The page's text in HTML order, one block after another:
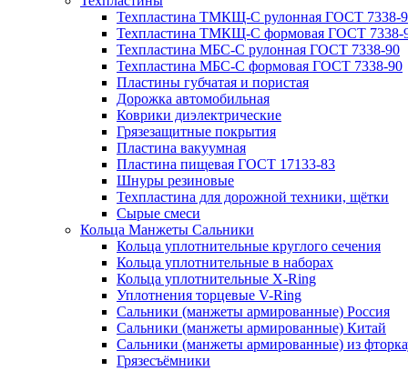
Техпластина ТМКЩ-С рулонная ГОСТ 7338-
Техпластина ТМКЩ-С формовая ГОСТ 7338-
Техпластина МБС-С рулонная ГОСТ 7338-90
Техпластина МБС-С формовая ГОСТ 7338-90
Пластины губчатая и пористая
Дорожка автомобильная
Коврики диэлектрические
Грязезащитные покрытия
Пластина вакуумная
Пластина пищевая ГОСТ 17133-83
Шнуры резиновые
Техпластина для дорожной техники, щётки
Сырые смеси
Кольца Манжеты Сальники
Кольца уплотнительные круглого сечения
Кольца уплотнительные в наборах
Кольца уплотнительные Х-Ring
Уплотнения торцевые V-Ring
Сальники (манжеты армированные) Россия
Сальники (манжеты армированные) Китай
Сальники (манжеты армированные) из
Грязесъёмники